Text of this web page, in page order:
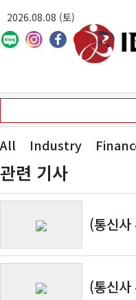
2026.08.08 (토)
All Industry
관련 기사
(통신
(통신